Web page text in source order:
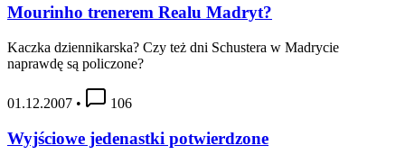
Mourinho trenerem Realu Madryt?
Kaczka dziennikarska? Czy też dni Schustera w Madrycie
naprawdę są policzone?
01.12.2007 • 106
Wyjściowe jedenastki potwierdzone